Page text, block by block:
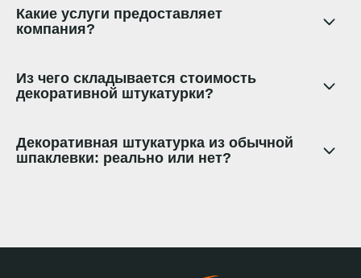
Какие услуги предоставляет
компания?
Из чего складывается стоимость
декоративной штукатурки?
Декоративная штукатурка из обычной
шпаклевки: реально или нет?